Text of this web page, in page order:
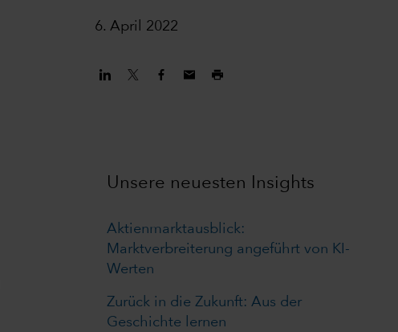
6. April 2022
Unsere neuesten Insights
Aktienmarktausblick:
Marktverbreiterung angeführt von KI-
Werten
Zurück in die Zukunft: Aus der
Geschichte lernen